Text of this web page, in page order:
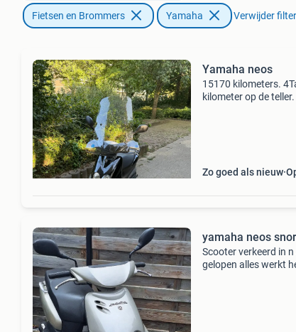
Fietsen en Brommers Yamaha Verwijder
Yamaha neos
15170 kilometers.
kilometer op de
Zo goed als nieuw
yamaha neos snor
Scooter verkeerd in
gelopen alles werkt